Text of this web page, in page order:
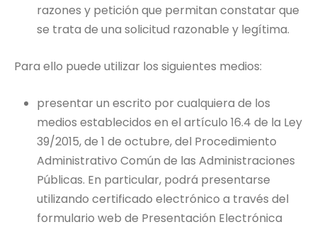
razones y petición que permitan constatar que
se trata de una solicitud razonable y legítima.
Para ello puede utilizar los siguientes medios:
presentar un escrito por cualquiera de los
medios establecidos en el artículo 16.4 de la Ley
39/2015, de 1 de octubre, del Procedimiento
Administrativo Común de las Administraciones
Públicas. En particular, podrá presentarse
utilizando certificado electrónico a través del
formulario web de Presentación Electrónica